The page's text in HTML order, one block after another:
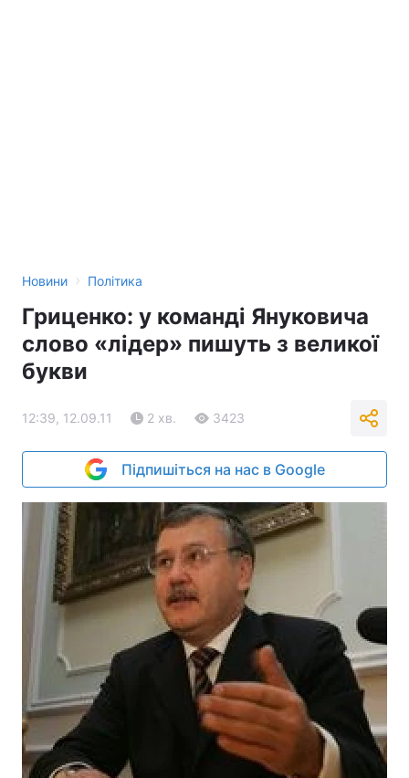
Новини › Політика
Гриценко: у команді Януковича
слово «лідер» пишуть з великої
букви
12:39, 12.09.11 2 хв. 3423
Підпишіться на нас в Google